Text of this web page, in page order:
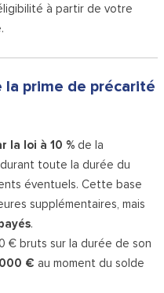
à partir de votre
prime de précarité
la loi à 10 % de la
toute la durée du
éventuels. Cette base
supplémentaires, mais
.
€ bruts sur la durée de son
€ au moment du solde